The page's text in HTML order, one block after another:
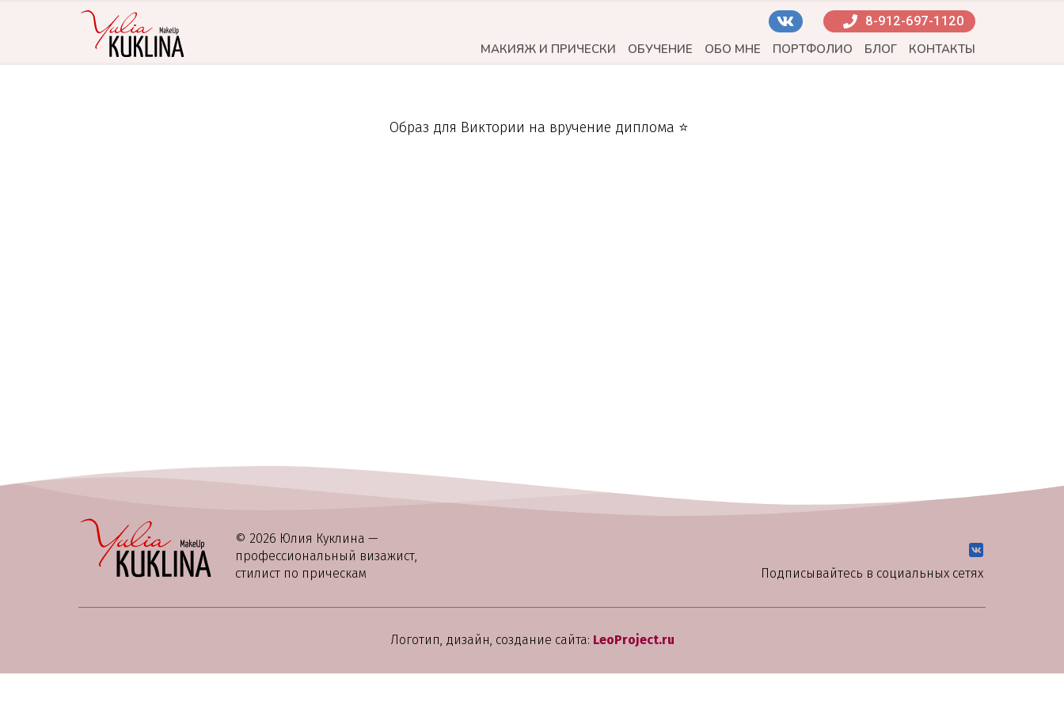
8-912-697-1120
МАКИЯЖ И ПРИЧЕСКИ ОБУЧЕНИЕ ОБО МНЕ ПОРТФОЛИО БЛОГ КОНТАКТЫ
Образ для Виктории на вручение диплома ⭐️
© 2026 Юлия Куклина —
профессиональный визажист,
стилист по прическам
Подписывайтесь в социальных сетях
Логотип, дизайн, создание сайта: LeoProject.ru